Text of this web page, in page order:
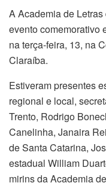
A Academia de
evento comemorativo
na terça-feira, 13, na
Claraíba.
Estiveram presentes
regional e local,
Trento, Rodrigo
Canelinha, Janaira
de Santa Catarina,
estadual William
mirins da Academia